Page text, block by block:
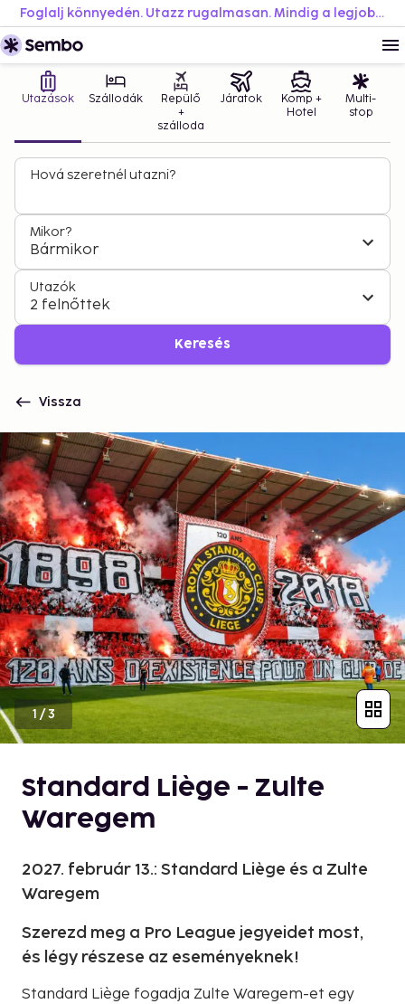
Foglalj könnyedén. Utazz rugalmasan. Mindig a legjobb áron.
Utazások Szállodák
Repülő
+
szálloda
Járatok
Komp +
Hotel
Multi-
stop
Hová szeretnél utazni?
Mikor?
Bármikor
Utazók
2 felnőttek
Keresés
Vissza
1 /3
Standard Liège - Zulte
Waregem
2027. február 13.: Standard Liège és a Zulte
Waregem
Szerezd meg a Pro League jegyeidet most,
és légy részese az eseményeknek!
Standard Liège fogadja Zulte Waregem-et egy